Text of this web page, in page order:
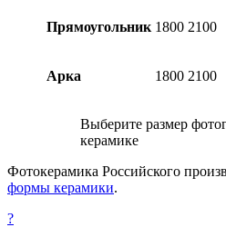
Прямоугольник 1800 2100
Арка 1800 2100
Выберите размер
керамике
Фотокерамика Российского
формы керамики.
?